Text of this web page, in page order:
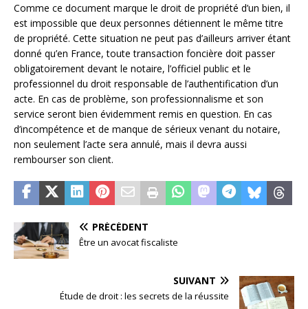
Comme ce document marque le droit de propriété d’un bien, il
est impossible que deux personnes détiennent le même titre
de propriété. Cette situation ne peut pas d’ailleurs arriver étant
donné qu’en France, toute transaction foncière doit passer
obligatoirement devant le notaire, l’officiel public et le
professionnel du droit responsable de l’authentification d’un
acte. En cas de problème, son professionnalisme et son
service seront bien évidemment remis en question. En cas
d’incompétence et de manque de sérieux venant du notaire,
non seulement l’acte sera annulé, mais il devra aussi
rembourser son client.
PRÉCÉDENT
Être un avocat fiscaliste
SUIVANT
Étude de droit : les secrets de la réussite